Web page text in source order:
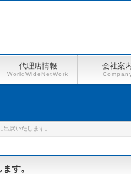
代理店情報
WorldWideNetWork
会社案
展いたします。
す。